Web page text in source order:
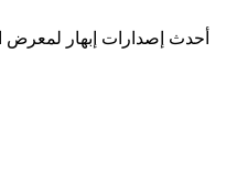
أحدث إصدارات إبهار لمعرض